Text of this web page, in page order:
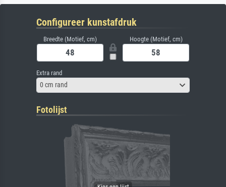
Configureer kunstafdruk
Breedte (Motief, cm) Hoogte (Motief, cm)
Extra rand
0 cm rand
Fotolijst